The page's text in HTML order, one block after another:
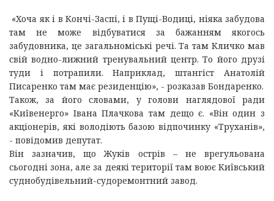
«Хоча як і в Кончі-Заспі, і в Пущі-Водиці, ніяка забудова
там не може відбуватися за бажанням якогось
забудовника, це загальноміські речі. Та там Кличко мав
свій водно-лижний тренувальний центр. То його друзі
туди і потрапили. Наприклад, штангіст Анатолій
Писаренко там має резиденцію», - розказав Бондаренко.
Також, за його словами, у голови наглядової ради
«Київенерго» Івана Плачкова там дещо є. «Він один з
акціонерів, які володіють базою відпочинку «Труханів»,
- повідомив депутат.
Він зазначив, що Жуків острів – не врегульована
сьогодні зона, але за деякі території там воює Київський
суднобудівельний-судоремонтний завод.